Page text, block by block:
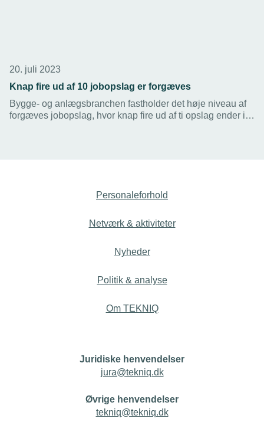
20. juli 2023
Knap fire ud af 10 jobopslag er forgæves
Bygge- og anlægsbranchen fastholder det høje niveau af
forgæves jobopslag, hvor knap fire ud af ti opslag ender i
Personaleforhold
Netværk & aktiviteter
Nyheder
Politik & analyse
Om TEKNIQ
Juridiske henvendelser
jura@tekniq.dk
Øvrige henvendelser
tekniq@tekniq.dk